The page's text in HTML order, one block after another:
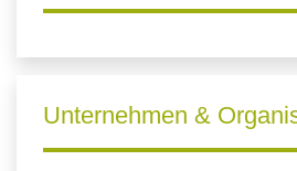
Unternehmen &